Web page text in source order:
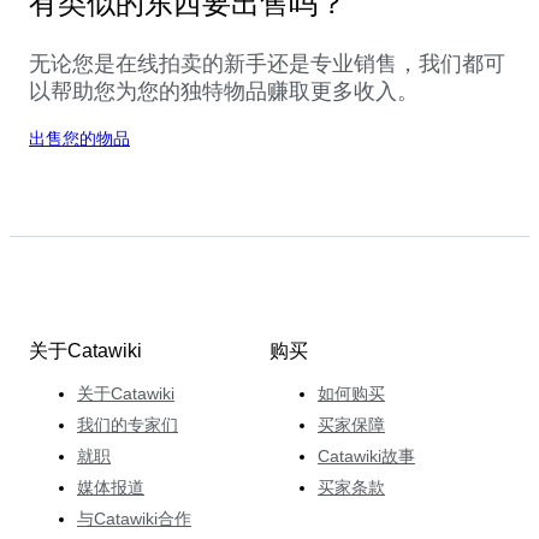
无论您是在线拍卖的新手还是专业销售，我们都可
以帮助您为您的独特物品赚取更多收入。
出售您的物品
关于Catawiki
关于Catawiki
我们的专家们
就职
媒体报道
与Catawiki合作
购买
如何购买
买家保障
Catawiki故事
买家条款